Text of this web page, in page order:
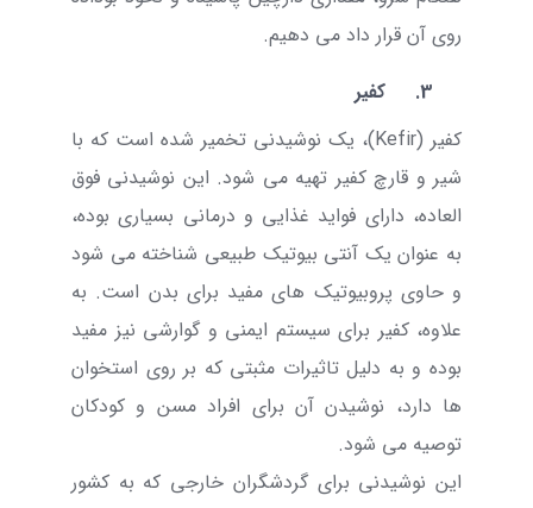
روی آن قرار داد می دهیم.
3.
کفیر
کفیر (Kefir)، یک نوشیدنی تخمیر شده است که با
شیر و قارچ کفیر تهیه می شود. این نوشیدنی فوق
العاده، دارای فواید غذایی و درمانی بسیاری بوده،
به عنوان یک آنتی بیوتیک طبیعی شناخته می شود
و حاوی پروبیوتیک های مفید برای بدن است. به
علاوه، کفیر برای سیستم ایمنی و گوارشی نیز مفید
بوده و به دلیل تاثیرات مثبتی که بر روی استخوان
ها دارد، نوشیدن آن برای افراد مسن و کودکان
توصیه می شود.
این نوشیدنی برای گردشگران خارجی که به کشور